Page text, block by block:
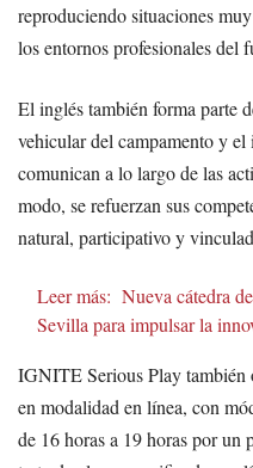
reproduciendo situaciones
los entornos profesionales del
El inglés también forma parte
vehicular del campamento y
comunican a lo largo de las
modo, se refuerzan sus
natural, participativo y
Leer más: Nueva cátedra
Sevilla para impulsar la
IGNITE Serious Play también
en modalidad en línea, con
de 16 horas a 19 horas por un